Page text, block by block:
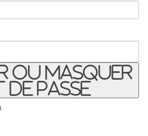
ou masquer
de passe